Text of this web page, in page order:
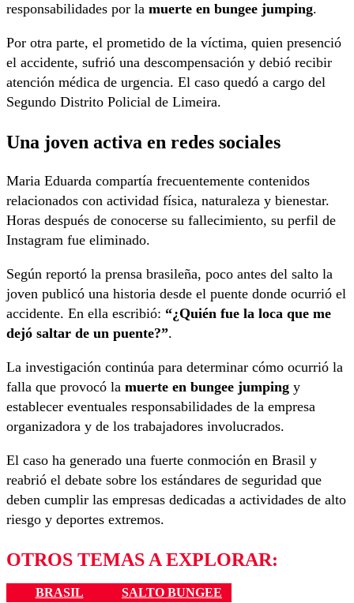
responsabilidades por la muerte en bungee jumping.
Por otra parte, el prometido de la víctima, quien presenció
el accidente, sufrió una descompensación y debió recibir
atención médica de urgencia. El caso quedó a cargo del
Segundo Distrito Policial de Limeira.
Una joven activa en redes sociales
Maria Eduarda compartía frecuentemente contenidos
relacionados con actividad física, naturaleza y bienestar.
Horas después de conocerse su fallecimiento, su perfil de
Instagram fue eliminado.
Según reportó la prensa brasileña, poco antes del salto la
joven publicó una historia desde el puente donde ocurrió el
accidente. En ella escribió: “¿Quién fue la loca que me
dejó saltar de un puente?”.
La investigación continúa para determinar cómo ocurrió la
falla que provocó la muerte en bungee jumping y
establecer eventuales responsabilidades de la empresa
organizadora y de los trabajadores involucrados.
El caso ha generado una fuerte conmoción en Brasil y
reabrió el debate sobre los estándares de seguridad que
deben cumplir las empresas dedicadas a actividades de alto
riesgo y deportes extremos.
OTROS TEMAS A EXPLORAR:
BRASIL SALTO BUNGEE